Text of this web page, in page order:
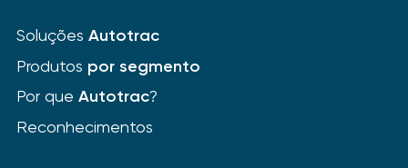
Soluções Autotrac
Produtos por segmento
Por que Autotrac?
Reconhecimentos